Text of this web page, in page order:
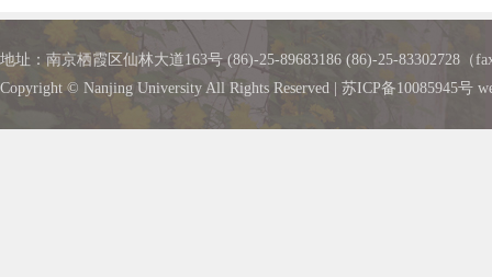
地址：南京栖霞区仙林大道163号 (86)-25-89683186 (86)-25-83302728（
Copyright © Nanjing University All Rights Reserved | 苏ICP备10085945号